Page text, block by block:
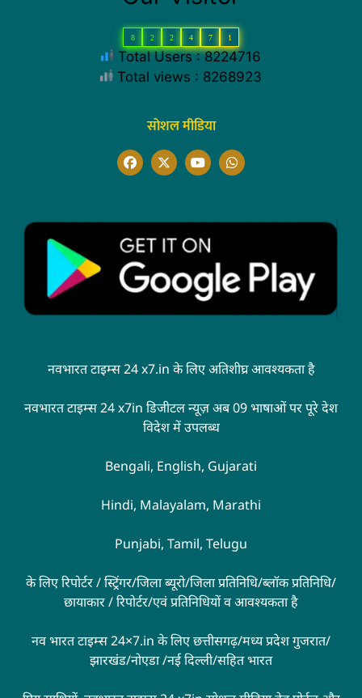
8 2 2 4 7 1
Total Users : 8224716
Total views : 8268923
सोशल मीडिया
नवभारत टाइम्स 24 x7.in के लिए अतिशीघ्र आवश्यकता है
नवभारत टाइम्स 24 x7in डिजीटल न्यूज़ अब 09 भाषाओं पर पूरे देश
विदेश में उपलब्ध
Bengali, English, Gujarati
Hindi, Malayalam, Marathi
Punjabi, Tamil, Telugu
के लिए रिपोर्टर / स्ट्रिंगर/जिला ब्यूरो/जिला प्रतिनिधि/ब्लॉक प्रतिनिधि/
छायाकार / रिपोर्टर/एवं प्रतिनिधियों व आवश्यकता है
नव भारत टाइम्स 24×7.in के लिए छत्तीसगढ़/मध्य प्रदेश गुजरात/
झारखंड/नोएडा /नई दिल्ली/सहित भारत